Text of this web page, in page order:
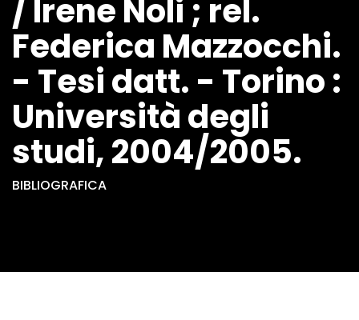
/ Irene Noli ; rel.
Federica Mazzocchi.
- Tesi datt. - Torino :
Università degli
studi, 2004/2005.
BIBLIOGRAFICA